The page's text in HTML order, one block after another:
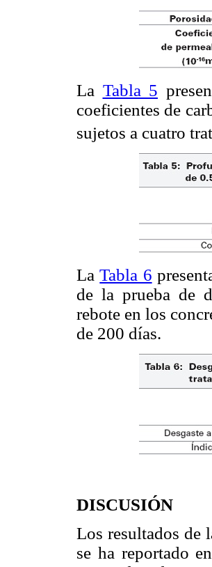
La Tabla 5
coeficientes de
sujetos a cuatro
LaTabla 6
de la prueba de
rebote en los
de 200 días.
DISCUSIÓN
Los resultados de
se ha reportado